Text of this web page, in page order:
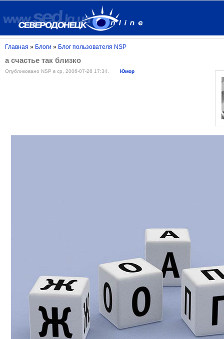
Главная » Блоги » Блог пользователя NSP
а счастье так близко
Опубликовано NSP в ср, 2006-07-26 17:34. Юмор